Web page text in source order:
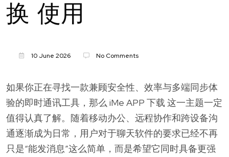
换 使用
10 June 2026 No Comments
如果你正在寻找一款兼顾安全性、效率与多端同步体
验的即时通讯工具，那么 iMe APP 下载 这一主题一定
值得认真了解。随着移动办公、远程协作和跨设备沟
通逐渐成为日常，用户对于聊天软件的要求已经不再
只是“能发消息”这么简单，而是希望它同时具备更强